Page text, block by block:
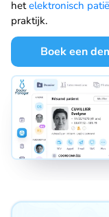
hetelektronisch
praktijk.
Boek een